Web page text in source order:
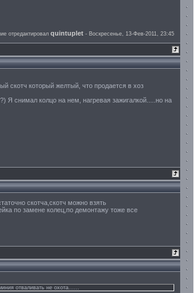
отредактировал quintuplet - Воскресенье, 13-Фев-2011, 23:45
скотч который желтый, что продается в хоз
Я снимал колцо на нем, нагревая зажигалкой.....но на
скотча,скотч можно взять
по замене колец,по демонтажу тоже все
отваливать не охота......